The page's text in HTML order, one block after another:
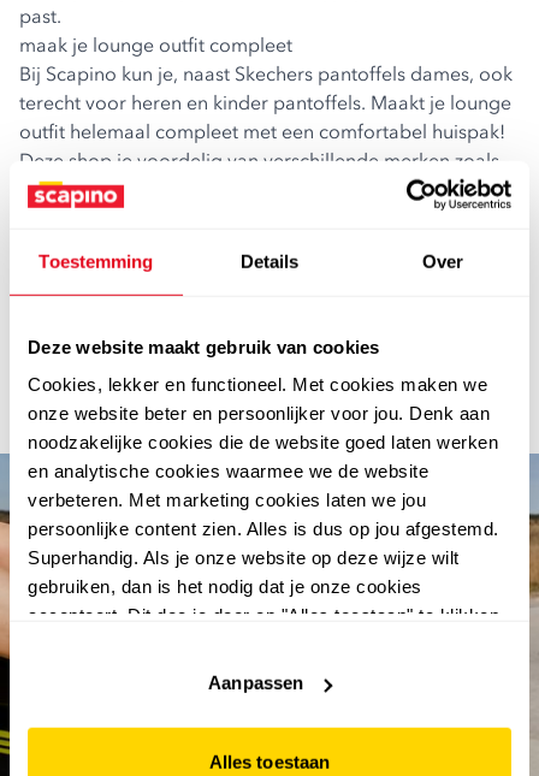
Toestemming Details Over
Deze website maakt gebruik van cookies
Cookies, lekker en functioneel. Met cookies maken we
onze website beter en persoonlijker voor jou. Denk aan
noodzakelijke cookies die de website goed laten werken
en analytische cookies waarmee we de website
verbeteren. Met marketing cookies laten we jou
persoonlijke content zien. Alles is dus op jou afgestemd.
Superhandig. Als je onze website op deze wijze wilt
gebruiken, dan is het nodig dat je onze cookies
accepteert. Dit doe je door op "Alles toestaan" te klikken.
website niet optimaal functioneert.
Aanpassen
Alles toestaan
past.
maak je lounge outfit compleet
Bij Scapino kun je, naast Skechers pantoffels dames, ook
terecht voor heren en kinder pantoffels. Maakt je lounge
outfit helemaal compleet met een comfortabel huispak!
Deze shop je voordelig van verschillende merken zoals
Puma en Osaga.
dames pantoffels
pas achteraf te betalen met Klarna. Is
Scapino winkels. Je kunt je bestelling thuis laten
bezorgen of gratis afhalen in de winkel wanneer het jou
uitkomt.
shoptegoed